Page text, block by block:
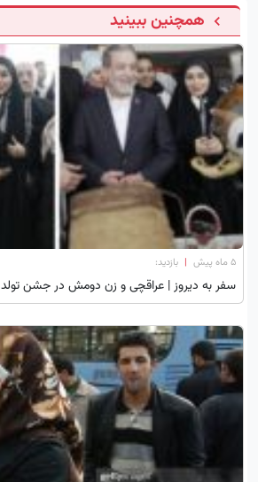
همچنین ببینید
۵ ماه پیش | بازدید:
سفر به دیروز | عراقچی و زن دومش در جشن تولد